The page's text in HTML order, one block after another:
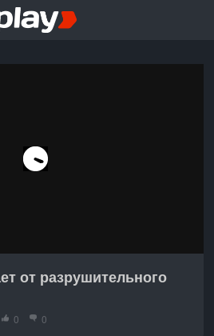
от разрушительного
0 0